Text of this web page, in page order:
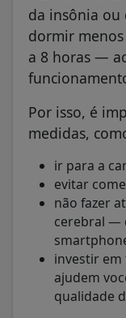
da insônia
dormir
a 8 horas —
Por isso, é
medidas,
ir para a
evitar
não fazer
cerebral —
investir em
ajudem
qualidade